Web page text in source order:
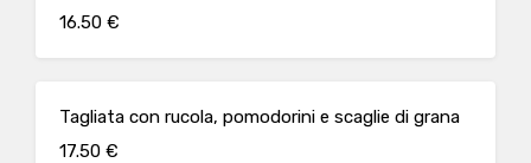
16.50 €
Tagliata con rucola, pomodorini e scaglie di grana
17.50 €